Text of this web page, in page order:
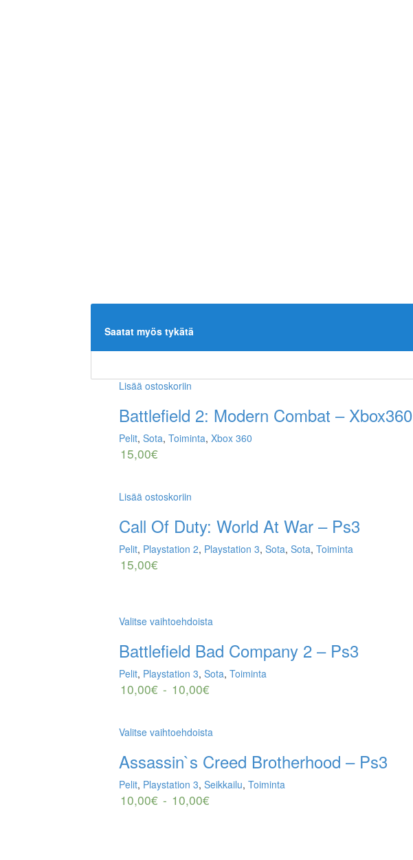
Saatat myös tykätä
Lisää ostoskoriin
Battlefield 2: Modern Combat – Xbox360
Pelit, Sota, Toiminta, Xbox 360
15,00€
Lisää ostoskoriin
Call Of Duty: World At War – Ps3
Pelit, Playstation 2, Playstation 3, Sota, Sota, Toiminta
15,00€
Valitse vaihtoehdoista
Battlefield Bad Company 2 – Ps3
Pelit, Playstation 3, Sota, Toiminta
10,00€ - 10,00€
Valitse vaihtoehdoista
Assassin`s Creed Brotherhood – Ps3
Pelit, Playstation 3, Seikkailu, Toiminta
10,00€ - 10,00€